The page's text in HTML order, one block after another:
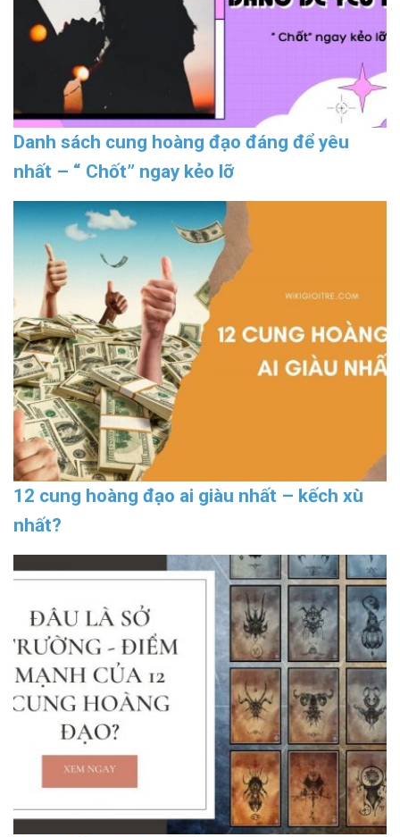
Danh sách cung hoàng đạo đáng để yêu
nhất – “ Chốt” ngay kẻo lỡ
12 cung hoàng đạo ai giàu nhất – kếch xù
nhất?